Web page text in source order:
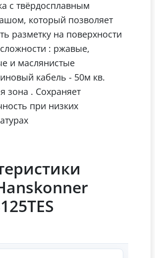
с твёрдосплавным
который позволяет
разметку на поверхности
: ржавые,
и маслянистые
кабель - 50м кв.
зона . Сохраняет
при низких